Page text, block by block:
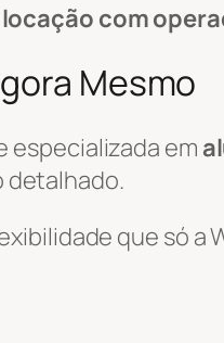
locação com
Mesmo
especializada em
detalhado.
que só a